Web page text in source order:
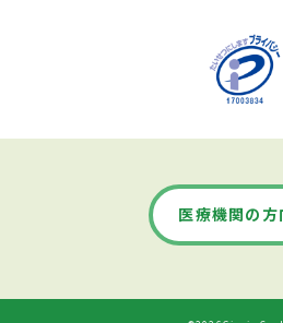
医療機関の